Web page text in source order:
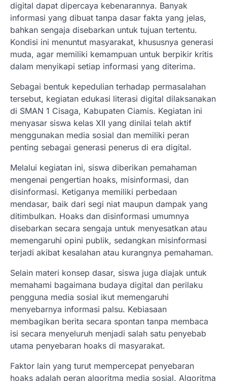
digital dapat dipercaya kebenarannya. Banyak
informasi yang dibuat tanpa dasar fakta yang jelas,
bahkan sengaja disebarkan untuk tujuan tertentu.
Kondisi ini menuntut masyarakat, khususnya generasi
muda, agar memiliki kemampuan untuk berpikir kritis
dalam menyikapi setiap informasi yang diterima.
Sebagai bentuk kepedulian terhadap permasalahan
tersebut, kegiatan edukasi literasi digital dilaksanakan
di SMAN 1 Cisaga, Kabupaten Ciamis. Kegiatan ini
menyasar siswa kelas XII yang dinilai telah aktif
menggunakan media sosial dan memiliki peran
penting sebagai generasi penerus di era digital.
Melalui kegiatan ini, siswa diberikan pemahaman
mengenai pengertian hoaks, misinformasi, dan
disinformasi. Ketiganya memiliki perbedaan
mendasar, baik dari segi niat maupun dampak yang
ditimbulkan. Hoaks dan disinformasi umumnya
disebarkan secara sengaja untuk menyesatkan atau
memengaruhi opini publik, sedangkan misinformasi
terjadi akibat kesalahan atau kurangnya pemahaman.
Selain materi konsep dasar, siswa juga diajak untuk
memahami bagaimana budaya digital dan perilaku
pengguna media sosial ikut memengaruhi
menyebarnya informasi palsu. Kebiasaan
membagikan berita secara spontan tanpa membaca
isi secara menyeluruh menjadi salah satu penyebab
utama penyebaran hoaks di masyarakat.
Faktor lain yang turut mempercepat penyebaran
hoaks adalah peran algoritma media sosial. Algoritma